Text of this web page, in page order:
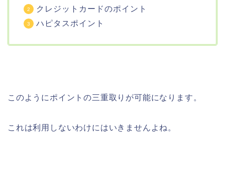
クレジットカードのポイント
ハピタスポイント
このようにポイントの三重取りが可能になります。
これは利用しないわけにはいきませんよね。